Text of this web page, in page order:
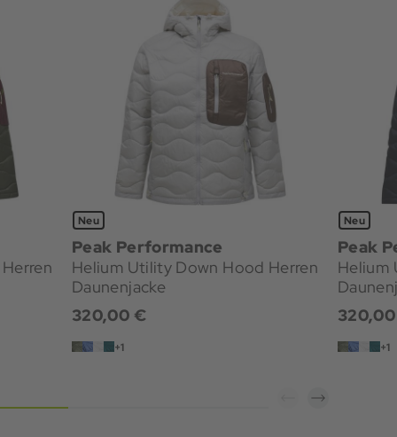
Neu
Peak Performance
Helium Utility Down Hood Herren
Daunenjacke
320,00 €
+1
Neu
Peak
Helium
+1